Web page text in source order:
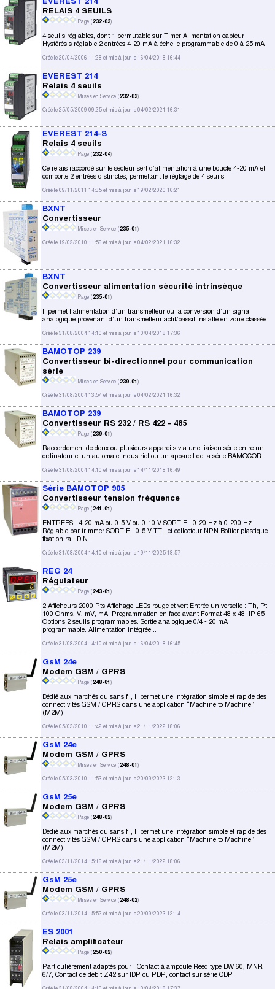
RELAIS 4 SEUILS
Page (232-03)
4 seuils réglables, dont 1 permutable sur Timer Alimentation capteur
Hystérésis réglable 2 entrées 4-20 mA à échelle programmable de 0 à 25 mA
Créé le 20/04/2006 11:28 et mis à jour le 16/04/2018 16:44
EVEREST 214
Relais 4 seuils
Mises en Service (232-03)
Créé le 25/05/2009 09:25 et mis à jour le 04/02/2021 16:31
EVEREST 214-S
Relais 4 seuils
Page (232-04)
Ce relais raccordé sur le secteur sert d’alimentation à une boucle 4-20 mA et
comporte 2 entrées distinctes, permettant le réglage de 4 seuils
Créé le 09/11/2011 14:35 et mis à jour le 19/02/2020 16:21
BXNT
Convertisseur
Mises en Service (235-01 )
Créé le 19/02/2010 11:56 et mis à jour le 04/02/2021 16:32
BXNT
Convertisseur alimentation sécurité intrinsèque
Page (235-01 )
Il permet l’alimentation d’un transmetteur ou la conversion d’un signal
analogique provenant d’un transmetteur actif/passif installé en zone classée
Créé le 31/08/2004 14:10 et mis à jour le 10/04/2018 17:36
BAMOTOP 239
Convertisseur bi-directionnel pour communication
série
Mises en Service (239-01 )
Créé le 31/08/2004 13:54 et mis à jour le 04/02/2021 16:32
BAMOTOP 239
Convertisseur RS 232 / RS 422 - 485
Page (239-01 )
Raccordement de deux ou plusieurs appareils via une liaison série entre un
ordinateur et un automate industriel ou un appareil de la série BAMOCOR
Créé le 31/08/2004 14:10 et mis à jour le 14/11/2018 16:49
Série BAMOTOP 905
Convertisseur tension fréquence
Page (241-01 )
ENTREES : 4-20 mA ou 0-5 V ou 0-10 V SORTIE : 0-20 Hz à 0-200 Hz
Réglable par trimmer SORTIE : 0-5 V TTL et collecteur NPN Boîtier plastique
fixation rail DIN.
Créé le 31/08/2004 14:10 et mis à jour le 19/11/2025 18:57
REG 24
Régulateur
Page (243-01 )
2 Afficheurs 2000 Pts Affichage LEDs rouge et vert Entrée universelle : Th, Pt
100 Ohms, V, mV, mA. Programmation en face avant Format 48 x 48. IP 65
Options 2 seuils programmables. Sortie analogique 0/4 - 20 mA
programmable. Alimentation intégrée...
Créé le 31/08/2004 14:10 et mis à jour le 16/04/2018 16:45
GsM 24e
Modem GSM / GPRS
Page (248-01 )
Dédié aux marchés du sans fil, Il permet une intégration simple et rapide des
connectivités GSM / GPRS dans une application “Machine to Machine”
(M2M)
Créé le 05/03/2010 11:42 et mis à jour le 21/11/2022 18:06
GsM 24e
Modem GSM / GPRS
Mises en Service (248-01 )
Créé le 05/03/2010 11:53 et mis à jour le 20/09/2023 12:13
GsM 25e
Modem GSM / GPRS
Page (248-02)
Dédié aux marchés du sans fil, Il permet une intégration simple et rapide des
connectivités GSM / GPRS dans une application “Machine to Machine”
(M2M)
Créé le 03/11/2014 15:16 et mis à jour le 21/11/2022 18:06
GsM 25e
Modem GSM / GPRS
Mises en Service (248-02)
Créé le 03/11/2014 15:52 et mis à jour le 20/09/2023 12:14
ES 2001
Relais amplificateur
Page (250-02)
Particulièrement adaptés pour : Contact à ampoule Reed type BW 60, MNR
6/7, Contact de débit Z42 sur IDP ou PDP, contact sur série CDP